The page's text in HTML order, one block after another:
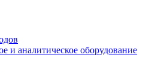
и аналитическое оборудование